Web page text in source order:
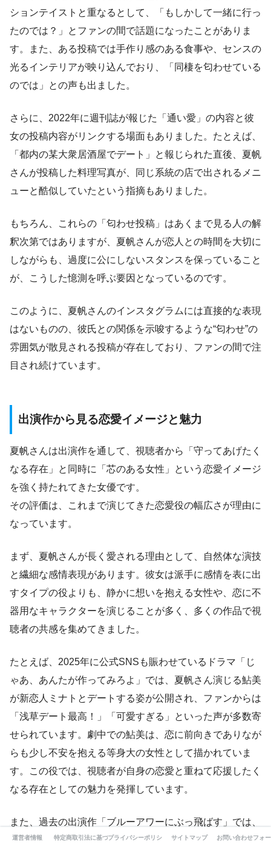
ションテイストと重なるとして、「もしかして一緒に行っ
たのでは？」とファンの間で話題になったことがありま
す。また、ある投稿では手作り感のある食事や、センスの
光るインテリアが映り込んでおり、「同棲を匂わせている
のでは」との声も出ました。
さらに、2022年に週刊誌が報じた「通い愛」の内容と彼
女の投稿内容がリンクする場面もありました。たとえば、
「都内の某大衆居酒屋でデート」と報じられた直後、夏帆
さんが投稿した料理写真が、同じ系統の店で出されるメニ
ューと酷似していたという指摘もありました。
もちろん、これらの「匂わせ投稿」はあくまで見る人の解
釈次第ではありますが、夏帆さんが恋人との時間を大切に
しながらも、過度に公にしないスタンスを保っていること
が、こうした憶測を呼ぶ要因となっているのです。
このように、夏帆さんのインスタグラムには直接的な表現
はないものの、彼氏との関係を示唆するような“匂わせ”の
雰囲気が散見される投稿が存在しており、ファンの間で注
目され続けています。
出演作から見る恋愛イメージと魅力
夏帆さんは出演作を通して、視聴者から「守ってあげたく
なる存在」と同時に「芯のある女性」という恋愛イメージ
を強く持たれてきた女優です。
その評価は、これまで演じてきた恋愛役の幅広さが理由に
なっています。
まず、夏帆さんが長く愛される理由として、自然体な演技
と繊細な感情表現があります。彼女は派手に感情を表に出
すタイプの役よりも、静かに想いを抱える女性や、恋に不
器用なキャラクターを演じることが多く、多くの作品で視
聴者の共感を集めてきました。
たとえば、2025年に公式SNSも賑わせているドラマ「じ
ゃあ、あんたが作ってみろよ」では、夏帆さん演じる鮎美
が新恋人ミナトとデートする姿が公開され、ファンからは
「浅草デート最高！」「可愛すぎる」といった声が多数寄
せられています。劇中での鮎美は、恋に前向きでありなが
らも少し不安を抱える等身大の女性として描かれていま
す。この役では、視聴者が自身の恋愛と重ねて応援したく
なる存在としての魅力を発揮しています。
また、過去の出演作「ブルーアワーにぶっ飛ばす」では、
渡辺大知さん演じる夫との関係で見せるリアルな夫婦像が
運営者情報 特定商取引法に基づく表記プライバシーポリシー サイトマップ お問い合わせフォ